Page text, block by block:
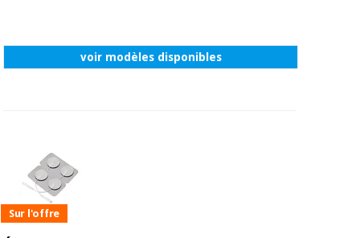
voir modèles disponibles
Sur l'offre